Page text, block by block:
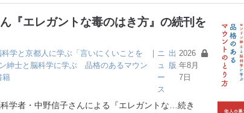
『エレガントな毒のはき方』の続刊を
学と京都人に学ぶ「言いにくいことを
ン紳士と脳科学に学ぶ 品格のあるマウン
籍
｜ ニ
ュ
ー
ス
出
版
2026
年8月
7日
者・中野信子さんによる『エレガントな …続き